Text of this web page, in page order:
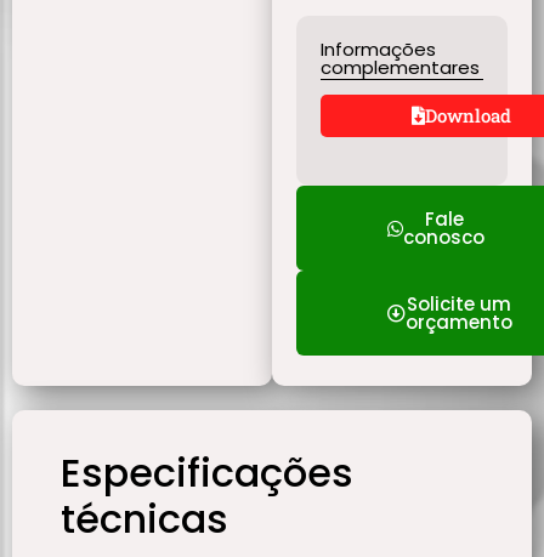
Informações
complementares
Download
Fale
conosco
Solicite um
orçamento
Especificações
técnicas